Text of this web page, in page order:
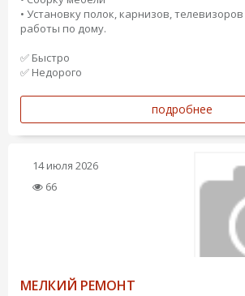
• Установку полок, карнизов,
работы по дому.
✅ Быстро
✅ Недорого
подробнее
14 июля 2026
66
МЕЛКИЙ РЕМОНТ